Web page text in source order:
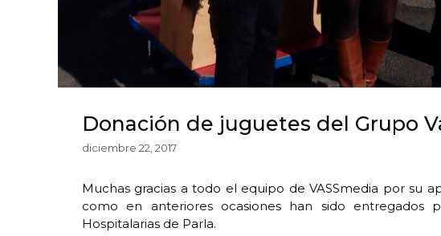
Donación de juguetes del Grupo
diciembre 22, 2017
Muchas gracias a todo el equipo de VASSmedia por su
como en anteriores ocasiones han sido entregados
Hospitalarias de Parla.